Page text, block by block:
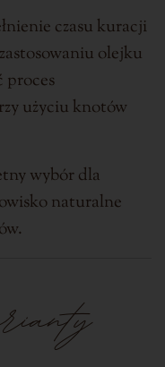
czasu kuracji
olejku
proces
użyciu knotów
wybór dla
naturalne